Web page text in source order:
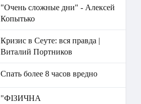
"Очень сложные дни" - Алексей
Копытько
Кризис в Сеуте: вся правда |
Виталий Портников
Спать более 8 часов вредно
"ФІЗИЧНА